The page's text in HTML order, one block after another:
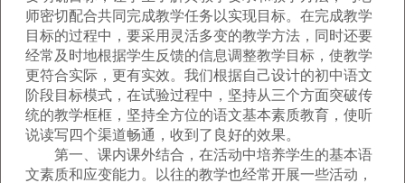
师密切配合共同完成教学任务以实现目标。在完成教学
目标的过程中，要采用灵活多变的教学方法，同时还要
经常及时地根据学生反馈的信息调整教学目标，使教学
更符合实际，更有实效。我们根据自己设计的初中语文
阶段目标模式，在试验过程中，坚持从三个方面突破传
统的教学框框，坚持全方位的语文基本素质教育，使听
说读写四个渠道畅通，收到了良好的效果。
第一、课内课外结合，在活动中培养学生的基本语
文素质和应变能力。以往的教学也经常开展一些活动，